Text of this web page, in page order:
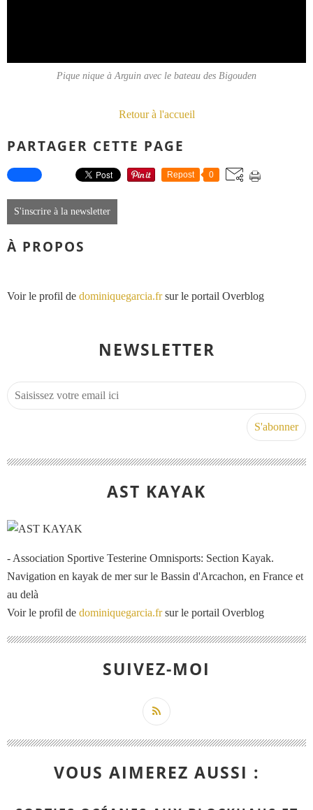
Pique nique à Arguin avec le bateau des Bigouden
Retour à l'accueil
PARTAGER CETTE PAGE
Repost 0
S'inscrire à la newsletter
À PROPOS
Voir le profil de dominiquegarcia.frsur le portail Overblog
NEWSLETTER
AST KAYAK
- Association Sportive Testerine Omnisports: Section Kayak.
Navigation en kayak de mer sur le Bassin d'Arcachon, en France et
au delà
Voir le profil de dominiquegarcia.frsur le portail Overblog
SUIVEZ-MOI
VOUS AIMEREZ AUSSI :